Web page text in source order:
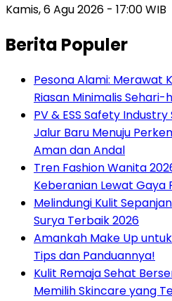
Kamis, 6 Agu 2026 - 17:00 WIB
Berita Populer
Pesona Alami: Merawat
Riasan Minimalis Sehari-
PV & ESS Safety
Jalur Baru Menuju
Aman dan Andal
Tren Fashion Wanita
Keberanian Lewat Gaya
Melindungi Kulit
Surya Terbaik 2026
Amankah Make Up
Tips dan Panduannya!
Kulit Remaja Sehat
Memilih Skincare yang